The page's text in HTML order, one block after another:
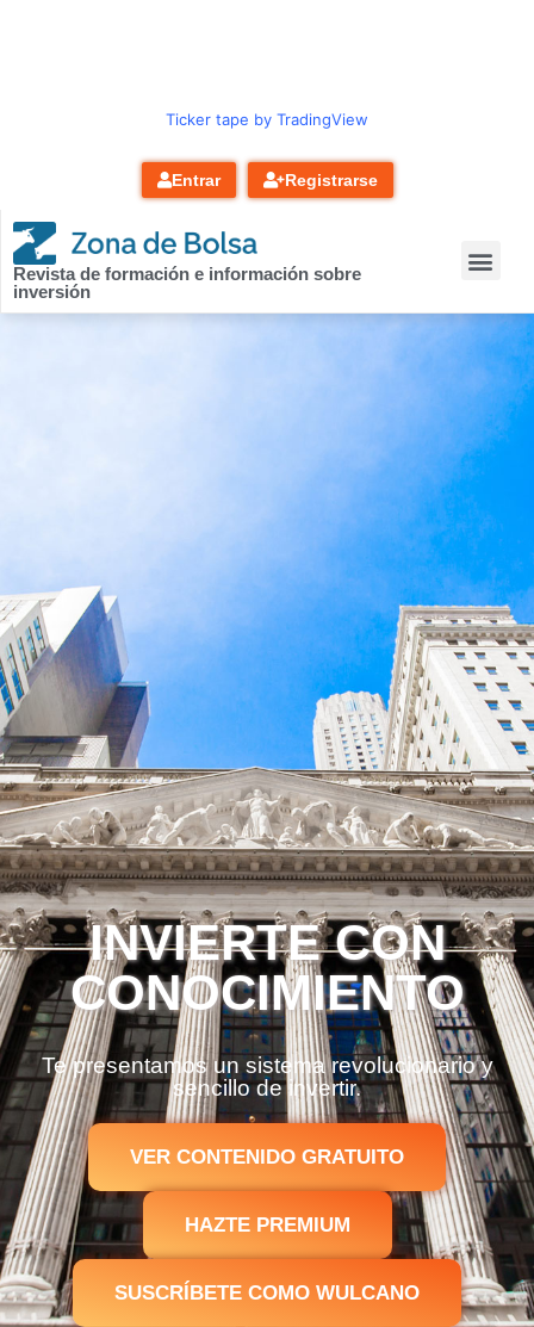
Ticker tape by TradingView
Entrar Registrarse
Revista de formación e información sobre
inversión
INVIERTE CON
CONOCIMIENTO
Te presentamos un sistema revolucionario y
sencillo de invertir.
VER CONTENIDO GRATUITO
HAZTE PREMIUM
SUSCRÍBETE COMO WULCANO